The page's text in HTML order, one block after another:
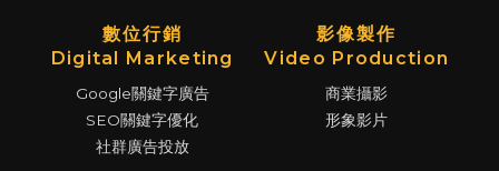
數位行銷
Digital Marketing
Google關鍵字廣告
SEO關鍵字優化
社群廣告投放
影像製作
Video Production
商業攝影
形象影片